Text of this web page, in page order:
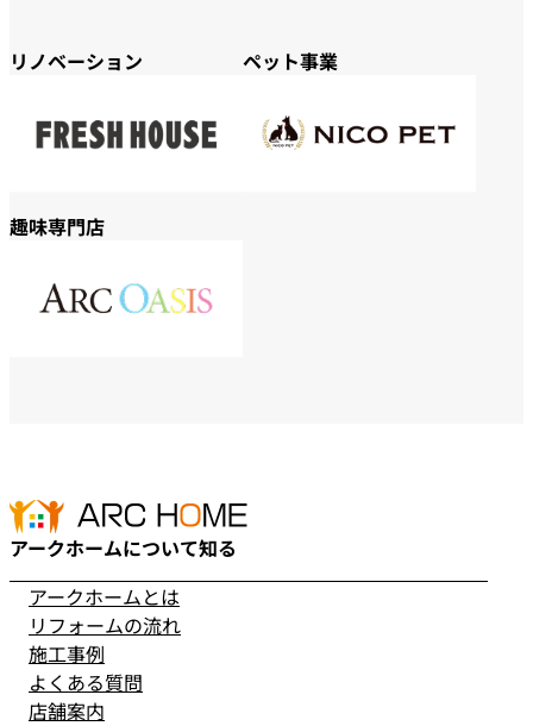
リノベーション ペット事業
趣味専門店
アークホームについて知る
アークホームとは
リフォームの流れ
施工事例
よくある質問
店舗案内